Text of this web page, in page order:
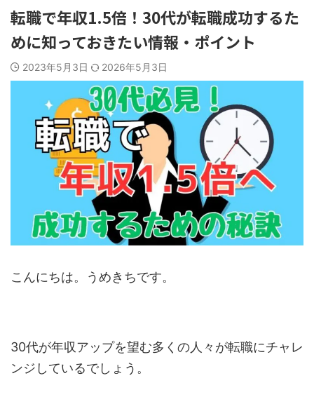
転職で年収1.5倍！30代が転職成功するた
めに知っておきたい情報・ポイント
2023年5月3日 2026年5月3日
こんにちは。うめきちです。
30代が年収アップを望む多くの人々が転職にチャレ
ンジしているでしょう。